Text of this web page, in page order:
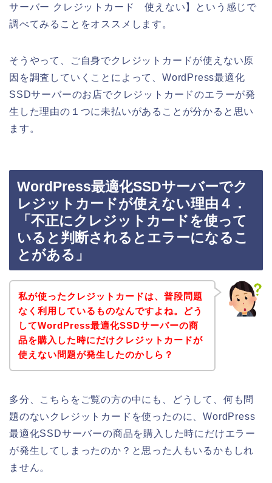
サーバー クレジットカード 使えない】という感じで
調べてみることをオススメします。
そうやって、ご自身でクレジットカードが使えない原
因を調査していくことによって、WordPress最適化
SSDサーバーのお店でクレジットカードのエラーが発
生した理由の１つに未払いがあることが分かると思い
ます。
WordPress最適化SSDサーバーでク
レジットカードが使えない理由４．
「不正にクレジットカードを使って
いると判断されるとエラーになるこ
とがある」
私が使ったクレジットカードは、普段問題
なく利用しているものなんですよね。どう
してWordPress最適化SSDサーバーの商
品を購入した時にだけクレジットカードが
使えない問題が発生したのかしら？
多分、こちらをご覧の方の中にも、どうして、何も問
題のないクレジットカードを使ったのに、WordPress
最適化SSDサーバーの商品を購入した時にだけエラー
が発生してしまったのか？と思った人もいるかもしれ
ません。